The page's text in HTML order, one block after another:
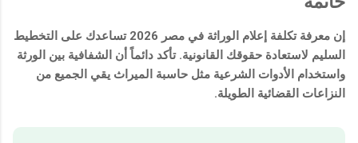
إن معرفةتكلفة إعلام الوراثة في مصر 2026
تساعدك على التخطيط
السليم لاستعادة حقوقك القانونية. تأكد دائماً أن الشفافية بين الورثة
واستخدام الأدوات الشرعية مثل حاسبة الميراث يقي الجميع من
النزاعات القضائية الطويلة.